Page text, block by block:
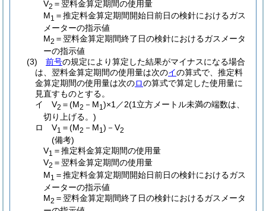
V2 ＝翌料金算定期間の使用量
M1 ＝推定料金算定期間開始日前日の検針におけるガス
メーターの指示値
M2 ＝翌料金算定期間終了日の検針におけるガスメータ
ーの指示値
(3)
前号の規定により算定した結果がマイナスになる場合
は、翌料金算定期間の使用量は次のイの算式で、推定料
金算定期間の使用量は次のロの算式で算定した使用量に
見直すものとする。
イ
V2 ＝(M2 －M1 )×1／2(1立方メートル未満の端数は、
切り上げる。)
ロ
V1 ＝(M2 －M1 ) －V2
(備考)
V1 ＝推定料金算定期間の使用量
V2 ＝翌料金算定期間の使用量
M1 ＝推定料金算定期間開始日前日の検針におけるガス
メーターの指示値
M2 ＝翌料金算定期間終了日の検針におけるガスメータ